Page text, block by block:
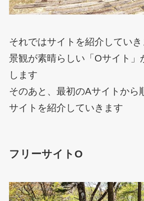
それではサイトを紹介してい
景観が素晴らしい「Oサイト」
します
そのあと、最初のAサイトから
サイトを紹介していきます
フリーサイトO